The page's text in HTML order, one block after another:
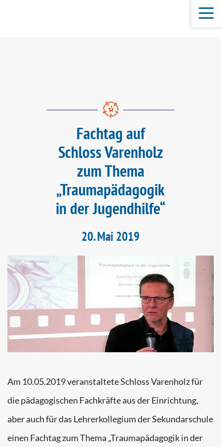
Fachtag auf
Schloss Varenholz
zum Thema
„Traumapädagogik
in der Jugendhilfe“
20. Mai 2019
Am 10.05.2019 veranstaltete Schloss Varenholz für
die pädagogischen Fachkräfte aus der Einrichtung,
aber auch für das Lehrerkollegium der Sekundarschule
einen Fachtag zum Thema „Traumapädagogik in der